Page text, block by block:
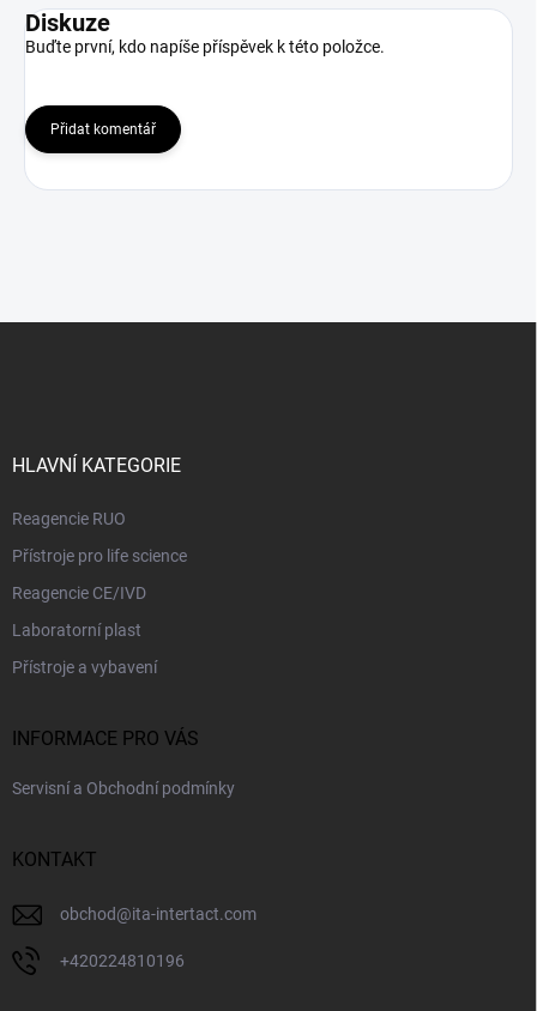
Diskuze
Buďte první, kdo napíše příspěvek k této položce.
Přidat komentář
HLAVNÍ KATEGORIE
Reagencie RUO
Přístroje pro life science
Reagencie CE/IVD
Laboratorní plast
Přístroje a vybavení
INFORMACE PRO VÁS
Servisní a Obchodní podmínky
KONTAKT
obchod@ita-intertact.com
+420224810196